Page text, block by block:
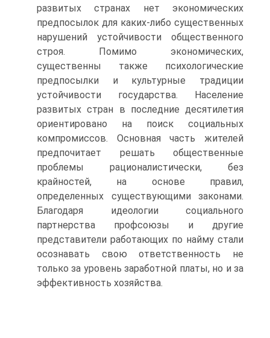
развитых странах нет экономических
предпосылок для каких-либо существенных
нарушений устойчивости общественного
строя. Помимо экономических,
существенны также психологические
предпосылки и культурные традиции
устойчивости государства. Население
развитых стран в последние десятилетия
ориентировано на поиск социальных
компромиссов. Основная часть жителей
предпочитает решать общественные
проблемы рационалистически, без
крайностей, на основе правил,
определенных существующими законами.
Благодаря идеологии социального
партнерства профсоюзы и другие
представители работающих по найму стали
осознавать свою ответственность не
только за уровень заработной платы, но и за
эффективность хозяйства.